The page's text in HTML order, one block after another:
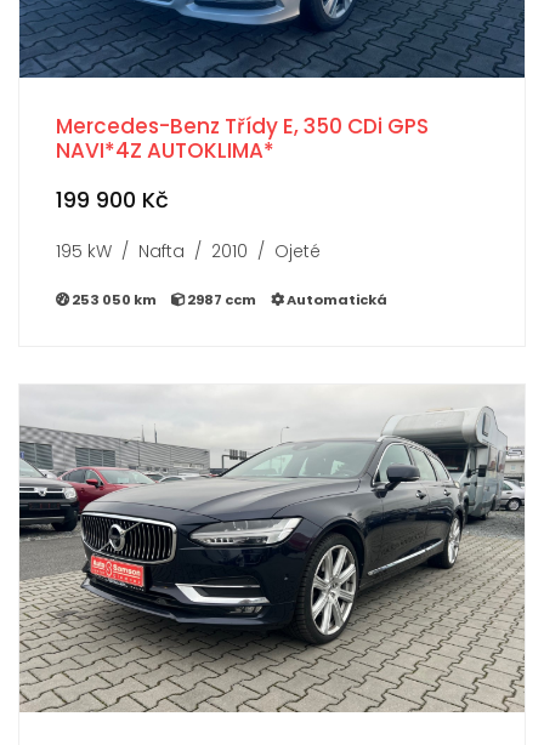
Mercedes-Benz Třídy E, 350 CDi GPS
NAVI*4Z AUTOKLIMA*
199 900 Kč
195 kW / Nafta / 2010 / Ojeté
253 050 km 2987 ccm Automatická